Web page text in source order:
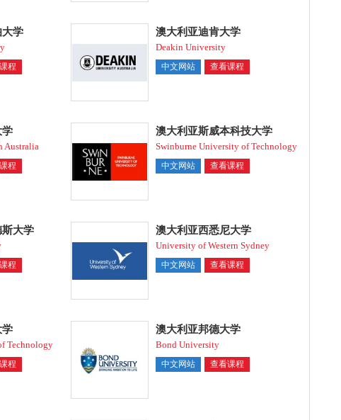
大学
程
澳大利亚迪肯大学
Deakin University
中文网站 查看课程
学
Australia
程
澳大利亚斯威本科技大学
Swinburne University of Technology
中文网站 查看课程
大学
程
澳大利亚西悉尼大学
University of Western Sydney
中文网站 查看课程
学
Technology
程
澳大利亚邦德大学
Bond University
中文网站 查看课程